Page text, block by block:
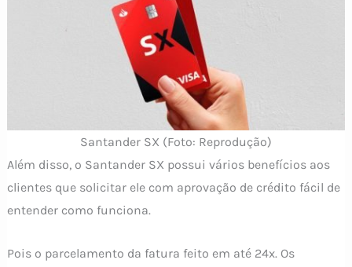
Santander SX (Foto: Reprodução)
Além disso, o Santander SX possui vários benefícios aos
clientes que solicitar ele com aprovação de crédito fácil de
entender como funciona.
Pois o parcelamento da fatura feito em até 24x. Os